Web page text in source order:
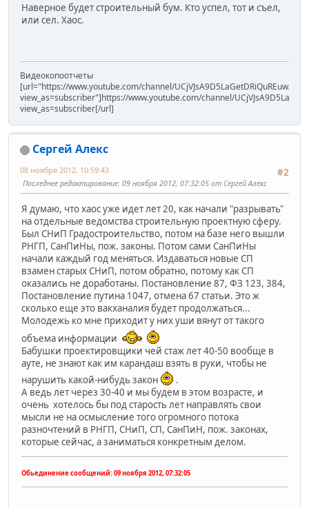
Наверное будет строительный бум. Кто успел, тот и съел,
или сел. Хаос.
Видеокопоотчеты
[url="https://www.youtube.com/channel/UCjVJsA9D5LaGetDRiQuREuw/
view_as=subscriber"]https://www.youtube.com/channel/
view_as=subscriber[/url]
Сергей Алекс
#2
08 ноября 2012, 10:59:43
Последнее редактирование: 09 ноября 2012, 07:32:05 от Сергей Алекс
Я думаю, что хаос уже идет лет 20, как начали "разрывать"
на отдельные ведомства строительную проектную сферу.
Был СНиП Градостроительство, потом на базе него вышли
РНГП, СанПиНы, пож. законы. Потом сами СанПиНы
начали каждый год меняться. Издаваться новые СП
взамен старых СНиП, потом обратно, потому как СП
оказались не доработаны. Постановление 87, ФЗ 123, 384,
Постановление путина 1047, отмена 67 статьи. Это ж
сколько еще это вакханалия будет продолжаться...
Молодежь ко мне приходит у них уши вянут от такого
объема информации
Бабушки проектировщики чей стаж лет 40-50 вообще в
ауте, не знают как им карандаш взять в руки, чтобы не
нарушить какой-нибудь закон
.
А ведь лет через 30-40 и мы будем в этом возрасте, и
очень хотелось бы под старость лет направлять свои
мысли не на осмысление того огромного потока
разночтений в РНГП, СНиП, СП, СанПиН, пож. законах,
которые сейчас, а заниматься конкретным делом.
Обьединение сообщений: 09 ноября 2012, 07:32:05